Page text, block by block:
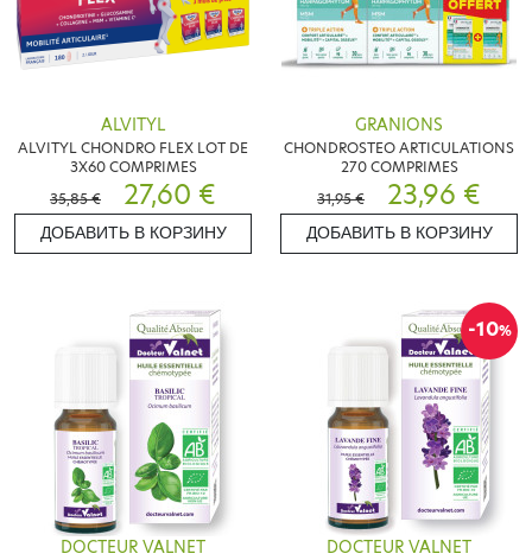
ALVITYL
ALVITYL CHONDRO FLEX LOT DE
3X60 COMPRIMES
35,85 €
27,60 €
ДОБАВИТЬ В КОРЗИНУ
GRANIONS
CHONDROSTEO ARTICULATIONS
270 COMPRIMES
31,95 €
23,96 €
ДОБАВИТЬ В КОРЗИНУ
DOCTEUR VALNET
-10%
DOCTEUR VALNET